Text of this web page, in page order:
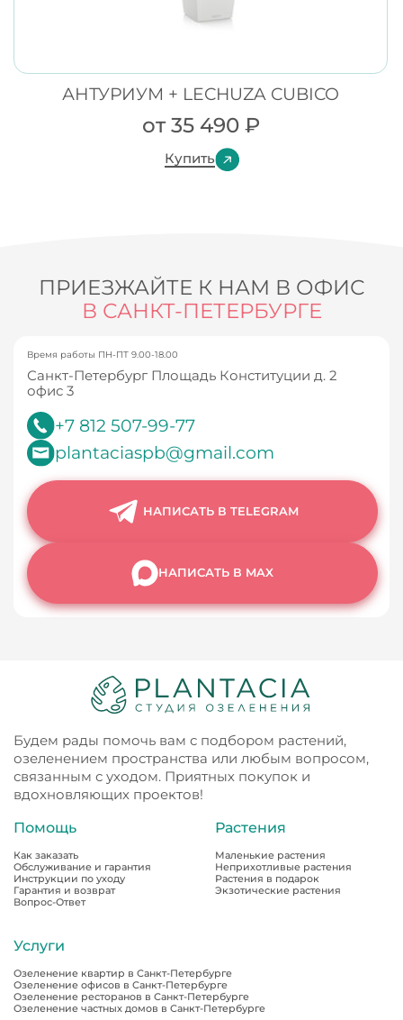
АНТУРИУМ + LECHUZA CUBICO
от35 490 ₽
Купить
ПРИЕЗЖАЙТЕ К НАМ В ОФИС
В САНКТ-ПЕТЕРБУРГЕ
Время работы ПН-ПТ 9.00-18.00
Санкт-Петербург Площадь Конституции д. 2
офис 3
+7 812 507-99-77
plantaciaspb@gmail.com
НАПИСАТЬ В TELEGRAM
НАПИСАТЬ В MAX
Будем рады помочь вам с подбором растений,
озеленением пространства или любым вопросом,
связанным с уходом. Приятных покупок и
вдохновляющих проектов!
Помощь
Как заказать
Обслуживание и гарантия
Инструкции по уходу
Гарантия и возврат
Вопрос-Ответ
Растения
Маленькие растения
Неприхотливые растения
Растения в подарок
Экзотические растения
Услуги
Озеленение квартир в Санкт-Петербурге
Озеленение офисов в Санкт-Петербурге
Озеленение ресторанов в Санкт-Петербурге
Озеленение частных домов в Санкт-Петербурге